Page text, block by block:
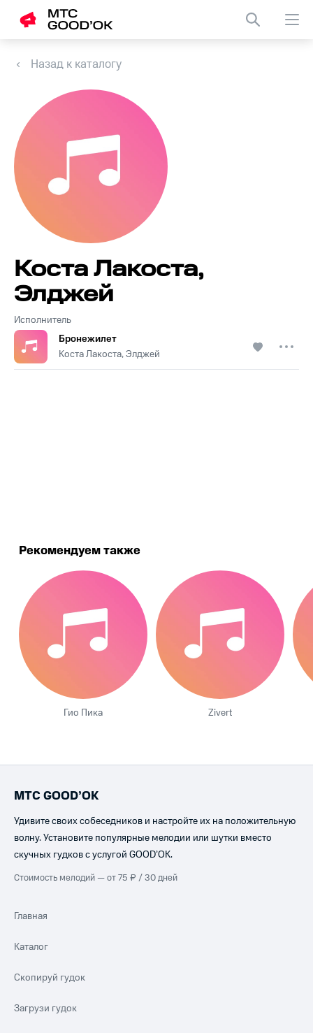
Назад к каталогу
Исполнитель
Коста Лакоста,
Элджей
Бронежилет
Коста Лакоста, Элджей
Рекомендуем также
Гио Пика Zivert
МТС GOOD’OK
Удивите своих собеседников и настройте их на положительную
волну. Установите популярные мелодии или шутки вместо
скучных гудков с услугой GOOD’OK.
Стоимость мелодий — от 75 ₽ / 30 дней
Главная
Каталог
Скопируй гудок
Загрузи гудок